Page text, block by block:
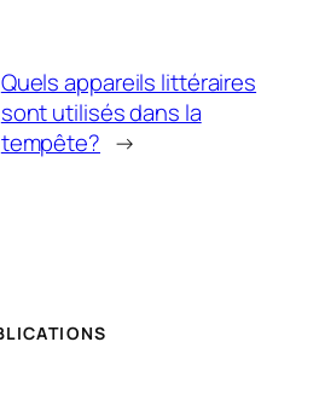
Quels appareils littéraires
sont utilisés dans la
tempête? →